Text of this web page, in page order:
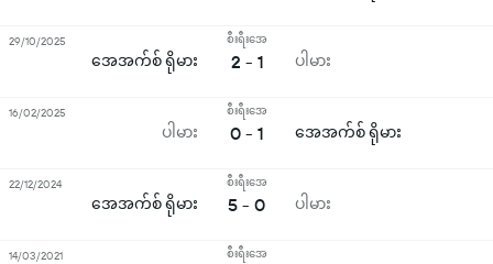
အေအက်စ် ရိုမား
စီးရီးအေ
2 - 1 ပါမား
29/10/2025
ပါမား
စီးရီးအေ
0 - 1 အေအက်စ် ရိုမား
16/02/2025
အေအက်စ် ရိုမား
စီးရီးအေ
5 - 0 ပါမား
22/12/2024
စီးရီးအေ
14/03/2021